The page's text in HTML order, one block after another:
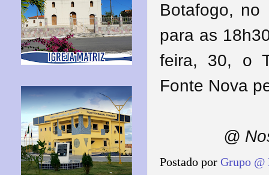
Botafogo, no
para as
feira, 30, o
Fonte Nova
@
Postado por Grupo @